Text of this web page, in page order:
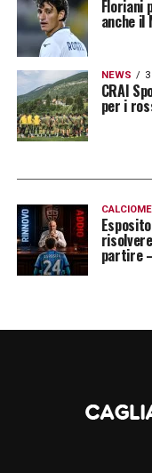
Floriani
anche il
NEWS
CRAI
per i
partire